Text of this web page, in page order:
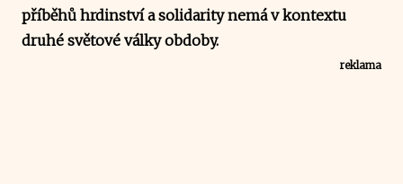
příběhů hrdinství a solidarity nemá v kontextu
druhé světové války obdoby.
reklama